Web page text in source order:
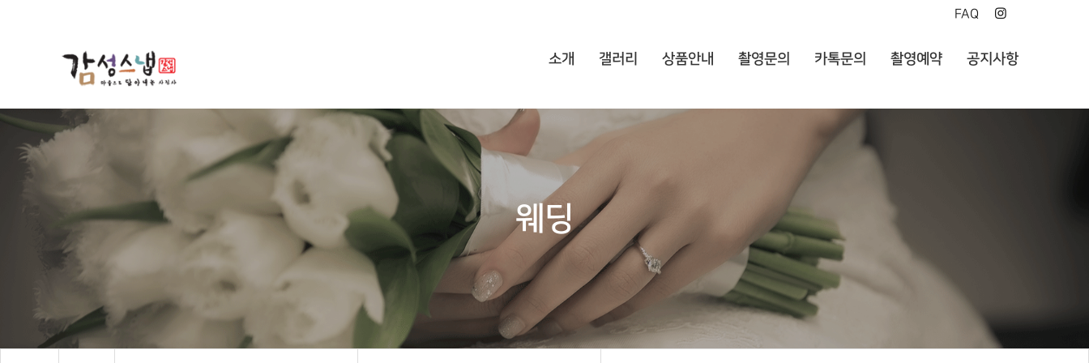
FAQ
소개 갤러리 상품안내 촬영문의 카톡문의 촬영예약 공지사항
웨딩